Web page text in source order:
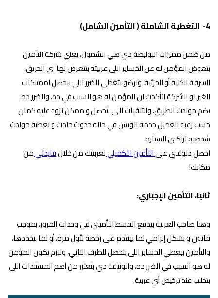
4- التغطية الشاملة ( التأمين الشامل)
من ضمن مميزات البوليصة دي هي الشمول، يعني شركة التأمين
بتعوض المؤمن له عن الخساير اللى عربيته بتتعرض لها زي الحريق،
السرقة الكلية أو الجزئية، وبرضو بتغطي الضرر اللى بيحصل لممتلكات
الغير لو الشركة اتأكدت ان المؤمن له هو السبب في ده، والضرر ده
يضم حوادث الطريق، والتلفيات اللى بتحصل و ممكن نزود عليه كمان
حسب رغبة العميل خدمة الونش في حالة حدوث حادث و تغطية حوادث
شخصية لراكبي السيارة.
احصل دلوقتي علىالتأمين التكميليلعربيتك من خلالفايدتيمن
مكانك!
ثانيا، التأمين الإجباري:
وهنا صاحب العربية بيدفع القسط التأميني في وحدات المرور، بموجب
قانون و بشكل إلزامي لما بيقدم على رخصة لأول مرة، أو لما بيجددها،
والتأمين بيغطي الخساير اللى بتحصل للطرف التاني، ولازم يكون المؤمن
له هو السبب في الضرر ده، والوثيقة دي بتعتبر من أهم المستندات اللى
بتطلب عند ترخيص أي عربية.